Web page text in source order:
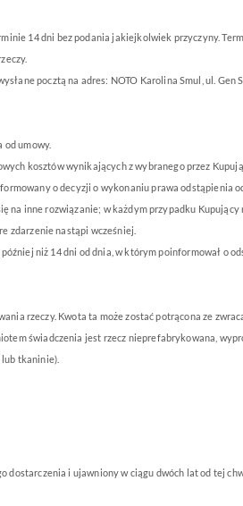
14 dni bez podania jakiejkolwiek przyczyny.
pocztą na adres: NOTO Karolina Smul, ul. Gen
od umowy.
kosztów wynikających z wybranego przez
o decyzji o wykonaniu prawa odstąpienia
inne rozwiązanie; w każdym przypadku Kupujący
zdarzenie nastąpi wcześniej.
niż 14 dni od dnia, w którym poinformował o
rzeczy. Kwota ta może zostać potrącona ze
świadczenia jest rzecz nieprefabrykowana,
tkaninie).
i ujawniony w ciągu dwóch lat od tej